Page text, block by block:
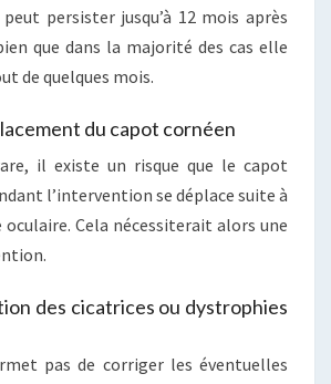
persister jusqu’à 12 mois après
que dans la majorité des cas elle
de quelques mois.
du capot cornéen
il existe un risque que le capot
l’intervention se déplace suite à
Cela nécessiterait alors une
des cicatrices ou dystrophies
pas de corriger les éventuelles